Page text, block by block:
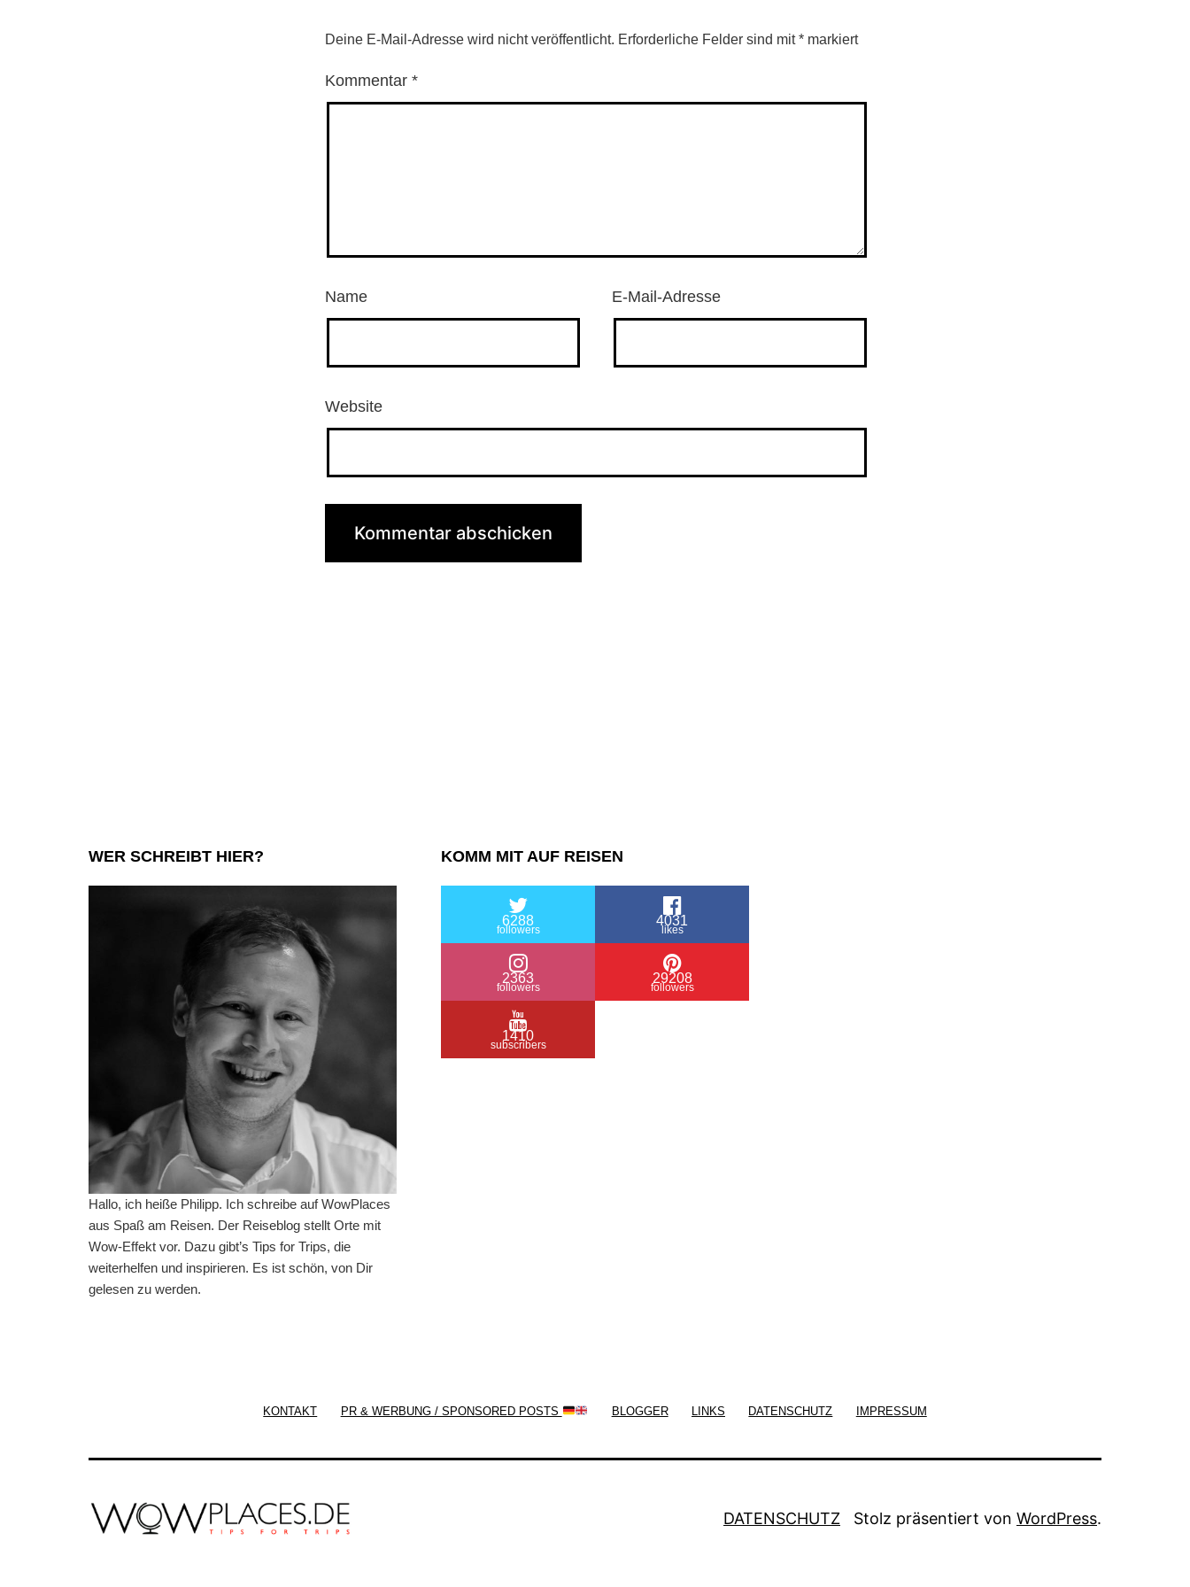
Deine E-Mail-Adresse wird nicht veröffentlicht. Erforderliche Felder sind mit* markiert
Kommentar *
Name E-Mail-Adresse
Website
WER SCHREIBT HIER?
Hallo, ich heiße Philipp. Ich schreibe auf WowPlaces
aus Spaß am Reisen. Der Reiseblog stellt Orte mit
Wow-Effekt vor. Dazu gibt’s Tips for Trips, die
weiterhelfen und inspirieren. Es ist schön, von Dir
gelesen zu werden.
KOMM MIT AUF REISEN
6288
followers
4031
likes
2363
followers
29208
followers
1410
subscribers
KONTAKT PR & WERBUNG / SPONSORED POSTS BLOGGER LINKS DATENSCHUTZ IMPRESSUM
DATENSCHUTZ Stolz präsentiert von WordPress.